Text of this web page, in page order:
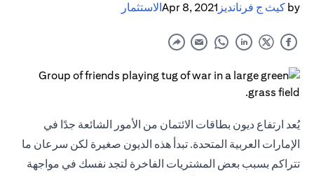
by كيث ج فرنانديز Apr 8, 2021الاستثمار
يُعد ارتفاع ديون بطاقات الائتمان من الأمور الشائعة جدًا في
الإمارات العربية المتحدة. تبدأ هذه الديون صغيرة لكن سرعان ما
تتراكم بسبب بعض المشتريات الفاخرة لتجد نفسك في مواجهة